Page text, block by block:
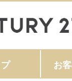
プ お